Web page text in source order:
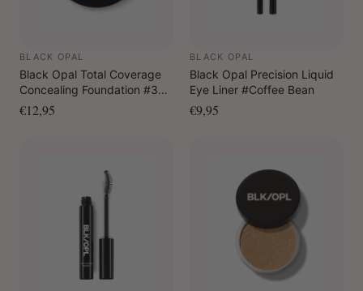
BLACK OPAL
Black Opal Total Coverage
Concealing Foundation #320
Rich Caramel
€12,95
BLACK OPAL
Black Opal Precision Liquid
Eye Liner #Coffee Bean
€9,95